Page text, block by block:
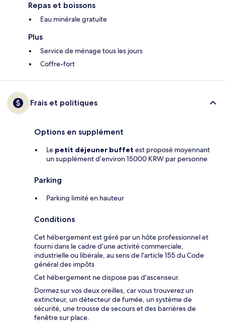
Repas et boissons
Eau minérale gratuite
Plus
Service de ménage tous les jours
Coffre-fort
Frais et politiques
Options en supplément
Le petit déjeuner buffet est proposé moyennant
un supplément d’environ 15000 KRW par personne
Parking
Parking limité en hauteur
Conditions
Cet hébergement est géré par un hôte professionnel et
fourni dans le cadre d’une activité commerciale,
industrielle ou libérale, au sens de l’article 155 du Code
général des impôts
Cet hébergement ne dispose pas d'ascenseur.
Dormez sur vos deux oreilles, car vous trouverez un
extincteur, un détecteur de fumée, un système de
sécurité, une trousse de secours et des barrières de
fenêtre sur place.